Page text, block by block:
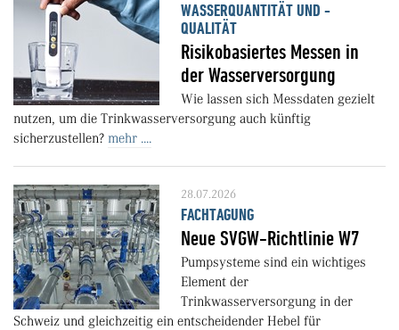
WASSERQUANTITÄT UND -
QUALITÄT
Risikobasiertes Messen in
der Wasserversorgung
Wie lassen sich Messdaten gezielt
nutzen, um die Trinkwasserversorgung auch künftig
sicherzustellen? mehr ....
28.07.2026
FACHTAGUNG
Neue SVGW-Richtlinie W7
Pumpsysteme sind ein wichtiges
Element der
Trinkwasserversorgung in der
Schweiz und gleichzeitig ein entscheidender Hebel für